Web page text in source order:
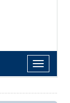
Toggle
navigation